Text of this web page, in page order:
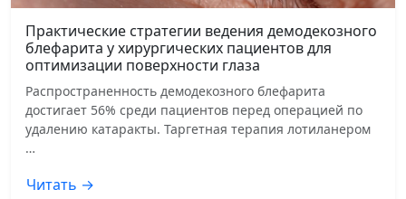
Практические стратегии ведения демодекозного
блефарита у хирургических пациентов для
оптимизации поверхности глаза
Распространенность демодекозного блефарита
достигает 56% среди пациентов перед операцией по
удалению катаракты. Таргетная терапия лотиланером
…
Читать →